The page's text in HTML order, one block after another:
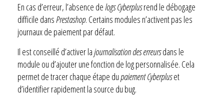
En cas d’erreur, l’absence de logs Cyberplusrend le débogage
difficile dansPrestashop. Certains modules n’activent pas les
journaux de paiement par défaut.
Il est conseillé d’activer lajournalisation des erreursdans le
module ou d’ajouter une fonction de log personnalisée. Cela
permet de tracer chaque étape dupaiement Cyberpluset
d’identifier rapidement la source du bug.